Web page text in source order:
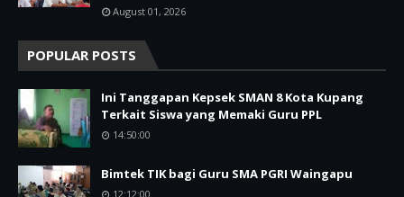
August 01, 2026
POPULAR POSTS
Ini Tanggapan Kepsek SMAN 8 Kota Kupang
Terkait Siswa yang Memaki Guru PPL
14:50:00
Bimtek TIK bagi Guru SMA PGRI Waingapu
12:12:00